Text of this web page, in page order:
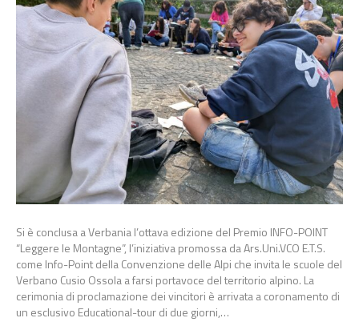
Si è conclusa a Verbania l’ottava edizione del Premio INFO-POINT
“Leggere le Montagne”, l’iniziativa promossa da Ars.Uni.VCO E.T.S.
come Info-Point della Convenzione delle Alpi che invita le scuole del
Verbano Cusio Ossola a farsi portavoce del territorio alpino. La
cerimonia di proclamazione dei vincitori è arrivata a coronamento di
un esclusivo Educational-tour di due giorni,…